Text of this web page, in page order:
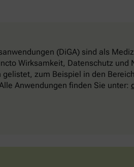
(DiGA) sind als
Wirksamkeit, Datenschutz
zum Beispiel in den
Anwendungen finden Sie unter: